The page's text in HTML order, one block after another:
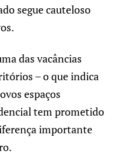
segue cauteloso
das vacâncias
– o que indica
espaços
tem prometido
importante